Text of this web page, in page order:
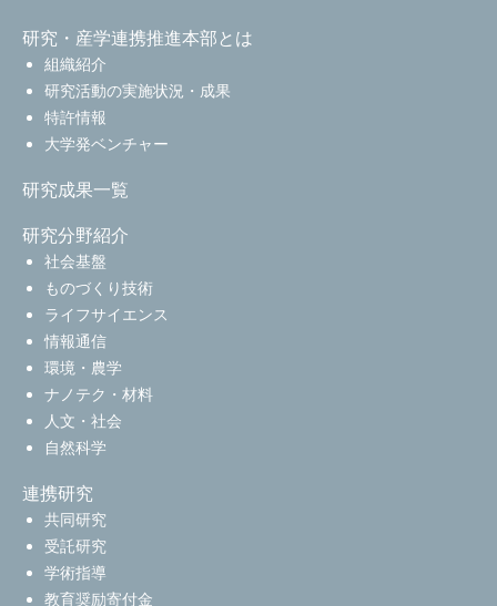
研究・産学連携推進本部とは
組織紹介
研究活動の実施状況・成果
特許情報
大学発ベンチャー
研究成果一覧
研究分野紹介
社会基盤
ものづくり技術
ライフサイエンス
情報通信
環境・農学
ナノテク・材料
人文・社会
自然科学
連携研究
共同研究
受託研究
学術指導
教育奨励寄付金